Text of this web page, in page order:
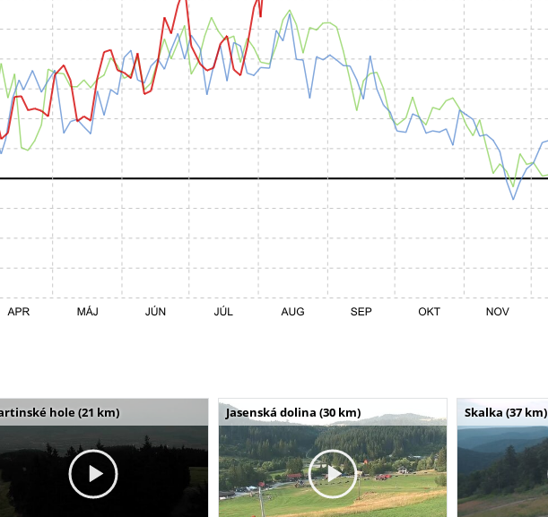
hole (21 km) Jasenská dolina (30 km) Skalka (37 km)